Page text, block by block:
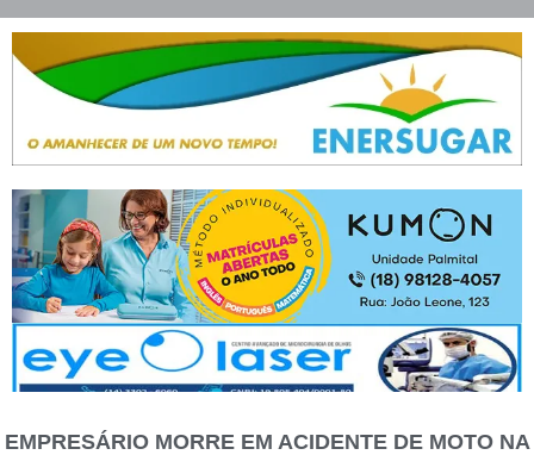
EMPRESÁRIO MORRE EM ACIDENTE DE MOTO NA